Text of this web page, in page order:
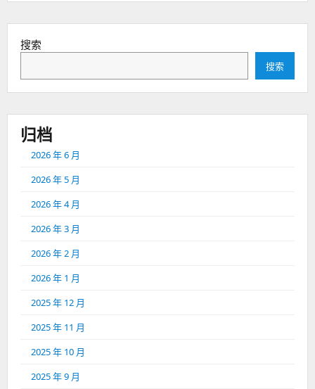
搜索
搜索
归档
2026 年 6 月
2026 年 5 月
2026 年 4 月
2026 年 3 月
2026 年 2 月
2026 年 1 月
2025 年 12 月
2025 年 11 月
2025 年 10 月
2025 年 9 月